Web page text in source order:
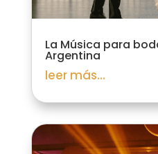
La Música para
Argentina
leer más...